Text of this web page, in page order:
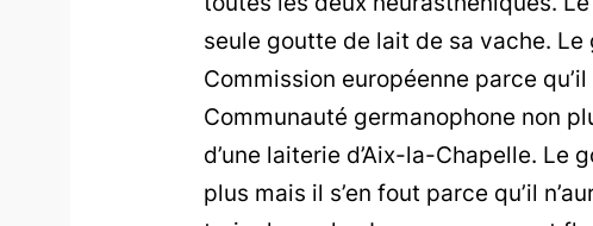
seule goutte de lait de sa vache.
Commission européenne parce
Communauté germanophone non
d’une laiterie d’Aix-la-Chapelle. Le
plus mais il s’en fout parce qu’il